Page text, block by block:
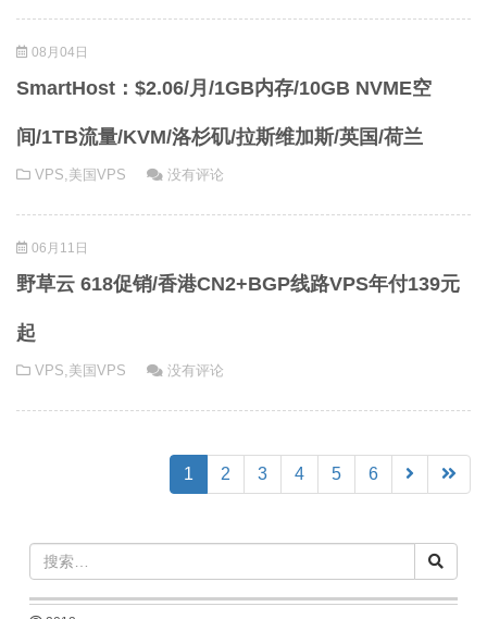
08月04日
SmartHost：$2.06/月/1GB内存/10GB NVME空
间/1TB流量/KVM/洛杉矶/拉斯维加斯/英国/荷兰
VPS,美国VPS 没有评论
06月11日
野草云 618促销/香港CN2+BGP线路VPS年付139元
起
VPS,美国VPS 没有评论
1 (current)
2 3 4 5 6